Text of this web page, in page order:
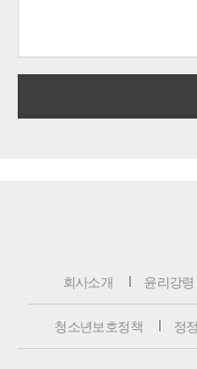
회사소개 윤리강령
청소년보호정책 정